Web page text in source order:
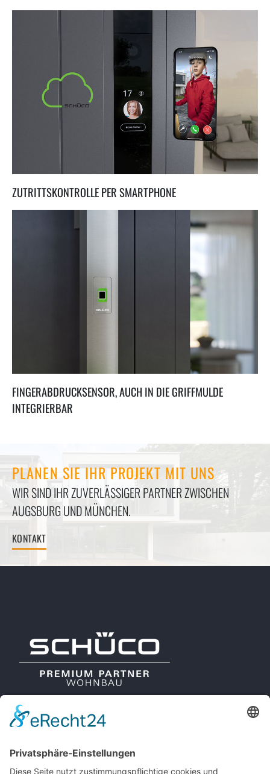
ZUTRITTSKONTROLLE PER SMARTPHONE
FINGERABDRUCKSENSOR, AUCH IN DIE GRIFFMULDE
INTEGRIERBAR
PLANEN SIE IHR PROJEKT MIT UNS
WIR SIND IHR ZUVERLÄSSIGER PARTNER ZWISCHEN
AUGSBURG UND MÜNCHEN.
KONTAKT
HUNNENSTR. 11A
REFERENZEN